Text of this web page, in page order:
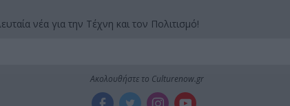
νέα για την Τέχνη και τον Πολιτισμό!
Ακολουθήστε το Culturenow.gr